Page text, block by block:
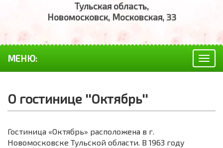
Тульская область,
Новомосковск, Московская, 33
МЕНЮ:
О гостинице ''Октябрь''
Гостиница «Октябрь» расположена в г.
Новомосковске Тульской области. В 1963 году